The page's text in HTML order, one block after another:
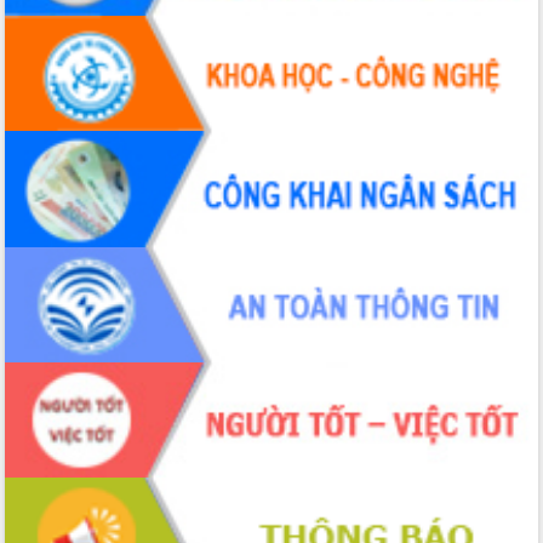
hiện nhiệm vụ quản lý tài sản công
hàng tuần
Tháo gỡ những vướng mắc, đẩy mạnh
công tác cải cách thủ tục hành chính
tại Trung tâm Phục vụ hành chính
công tỉnh
Đắk Lắk: Tôn vinh 46 giải pháp tại Hội
thi Sáng tạo Kỹ thuật 2024 - 2025
Đắk Lắk rà soát, điều chỉnh Đề án 190
về phát triển nuôi trồng thủy sản
Phó Chủ tịch UBND tỉnh Đắk Lắk
Trương Công Thái kiểm tra thực địa
Dự án cao tốc Khánh Hòa - Buôn Ma
Định vị cà phê Việt Nam như một “di
sản sống” trong dòng chảy toàn cầu
Xây dựng nông thôn mới: Nâng cao đời
sống người dân từ những mô hình thiết
Quyết liệt tháo gỡ vướng mắc, đẩy